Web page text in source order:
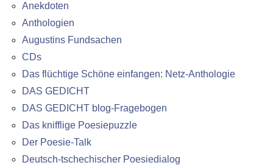
Anekdoten
Anthologien
Augustins Fundsachen
CDs
Das flüchtige Schöne einfangen: Netz-Anthologie
DAS GEDICHT
DAS GEDICHT blog-Fragebogen
Das knifflige Poesiepuzzle
Der Poesie-Talk
Deutsch-tschechischer Poesiedialog